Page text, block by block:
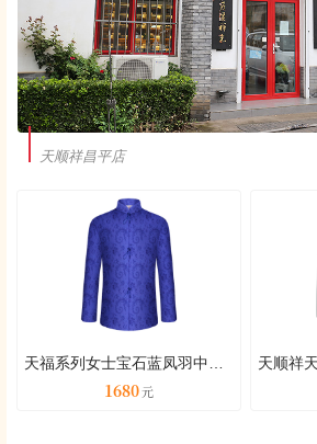
天顺祥昌平店
天福系列女士宝石蓝凤羽中式寿衣唐装
1680